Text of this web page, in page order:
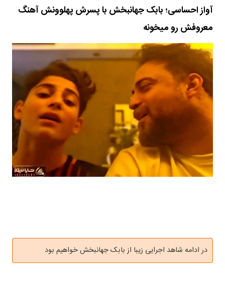
آواز احساسی؛ بابک جهانبخش با پسرش پهلوونش آهنگ
معروفش رو میخونه
در ادامه شاهد اجرایی زیبا از بابک جهانبخش خواهیم بود